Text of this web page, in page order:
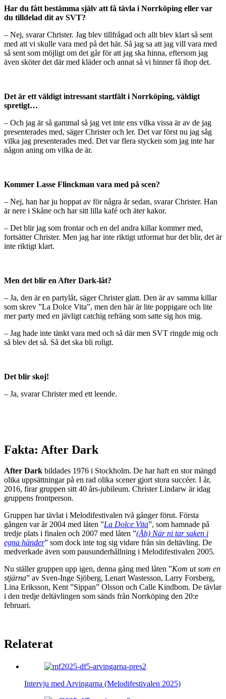
Har du fått bestämma själv att få tävla i Norrköping eller var
du tilldelad dit av SVT?
– Nej, svarar Christer. Jag blev tillfrågad och allt blev klart så sent
med att vi skulle vara med på det här. Så jag sa att jag vill vara med
så sent som möjligt om det går för att jag ska hinna, eftersom jag
även sköter det där med kläder och annat så vi hinner få ihop det.
Det är ett väldigt intressant startfält i Norrköping, väldigt
spretigt…
– Och jag är så gammal så jag vet inte ens vilka vissa är av de jag
presenterades med, säger Christer och ler. Det var först nu jag såg
vilka jag presenterades med. Det var flera stycken som jag inte har
någon aning om vilka de är.
Kommer Lasse Flinckman vara med på scen?
– Nej, han har ju hoppat av för några år sedan, svarar Christer. Han
är nere i Skåne och har sitt lilla kafé och äter kakor.
– Det blir jag som frontar och en del andra killar kommer med,
fortsätter Christer. Men jag har inte riktigt utformat hur det blir, det är
inte riktigt klart.
Men det blir en After Dark-låt?
– Ja, den är en partylåt, säger Christer glatt. Den är av samma killar
som skrev ”La Dolce Vita”, men den här är lite poppigare och lite
mer party med en jävligt catchig refräng som satte sig hos mig.
– Jag hade inte tänkt vara med och så där men SVT ringde mig och
så blev det så. Så det ska bli roligt.
Det blir skoj!
– Ja, svarar Christer med ett leende.
Fakta: After Dark
After Dark bildades 1976 i Stockholm. De har haft en stor mängd
olika uppsättningar på en rad olika scener gjort stora succéer. I år,
2016, firar gruppen sitt 40 års-jubileum. Christer Lindarw är idag
gruppens frontperson.
Gruppen har tävlat i Melodifestivalen två gånger förut. Första
gången var år 2004 med låten ”La Dolce Vita”, som hamnade på
tredje plats i finalen och 2007 med låten ”(Åh) När ni tar saken i
egna händer” som dock inte tog sig vidare från sin deltävling. De
medverkade även som pausunderhållning i Melodifestivalen 2005.
Nu ställer gruppen upp igen, denna gång med låten ”Kom ut som en
stjärna” av Sven-Inge Sjöberg, Lenart Wastesson, Larry Forsberg,
Lina Eriksson, Kent ”Sippan” Olsson och Calle Kindbom. De tävlar
i den tredje deltävlingen som sänds från Norrköping den 20:e
februari.
Relaterat
Intervju med Arvingarna (Melodifestivalen 2025)